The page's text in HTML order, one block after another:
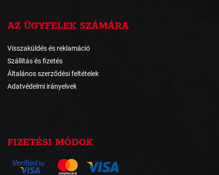
AZ ÜGYFELEK SZÁMÁRA
Visszaküldés és reklamáció
Szállítás és fizetés
Általános szerződési feltételek
Adatvédelmi irányelvek
FIZETÉSI MÓDOK